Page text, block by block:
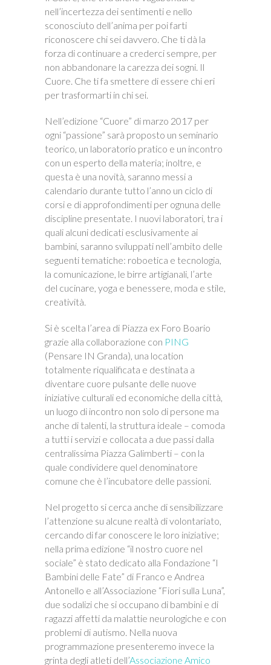
nell’incertezza dei sentimenti e nello
sconosciuto dell’anima per poi farti
riconoscere chi sei davvero. Che ti dà la
forza di continuare a crederci sempre, per
non abbandonare la carezza dei sogni. Il
Cuore. Che ti fa smettere di essere chi eri
per trasformarti in chi sei.
Nell’edizione “Cuore” di marzo 2017 per
ogni “passione” sarà proposto un seminario
teorico, un laboratorio pratico e un incontro
con un esperto della materia; inoltre, e
questa è una novità, saranno messi a
calendario durante tutto l’anno un ciclo di
corsi e di approfondimenti per ognuna delle
discipline presentate. I nuovi laboratori, tra i
quali alcuni dedicati esclusivamente ai
bambini, saranno sviluppati nell’ambito delle
seguenti tematiche: roboetica e tecnologia,
la comunicazione, le birre artigianali, l’arte
del cucinare, yoga e benessere, moda e stile,
creatività.
Si è scelta l’area di Piazza ex Foro Boario
grazie alla collaborazione con PING
(Pensare IN Granda), una location
totalmente riqualificata e destinata a
diventare cuore pulsante delle nuove
iniziative culturali ed economiche della città,
un luogo di incontro non solo di persone ma
anche di talenti, la struttura ideale – comoda
a tutti i servizi e collocata a due passi dalla
centralissima Piazza Galimberti – con la
quale condividere quel denominatore
comune che è l’incubatore delle passioni.
Nel progetto si cerca anche di sensibilizzare
l’attenzione su alcune realtà di volontariato,
cercando di far conoscere le loro iniziative;
nella prima edizione “il nostro cuore nel
sociale” è stato dedicato alla Fondazione “I
Bambini delle Fate” di Franco e Andrea
Antonello e all’Associazione “Fiori sulla Luna”,
due sodalizi che si occupano di bambini e di
ragazzi affetti da malattie neurologiche e con
problemi di autismo. Nella nuova
programmazione presenteremo invece la
grinta degli atleti dell’Associazione Amico